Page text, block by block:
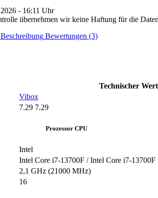
- 16:11 Uhr
übernehmen wir keine Haftung für die
Beschreibung Bewertungen (3)
Technischer Wert
Vibox
‎7.29 ‎7.29
Prozessor CPU
‎Intel
Intel Core i7-13700F / Intel Core i7-13700F
‎2,1 GHz (21000 MHz)
‎16